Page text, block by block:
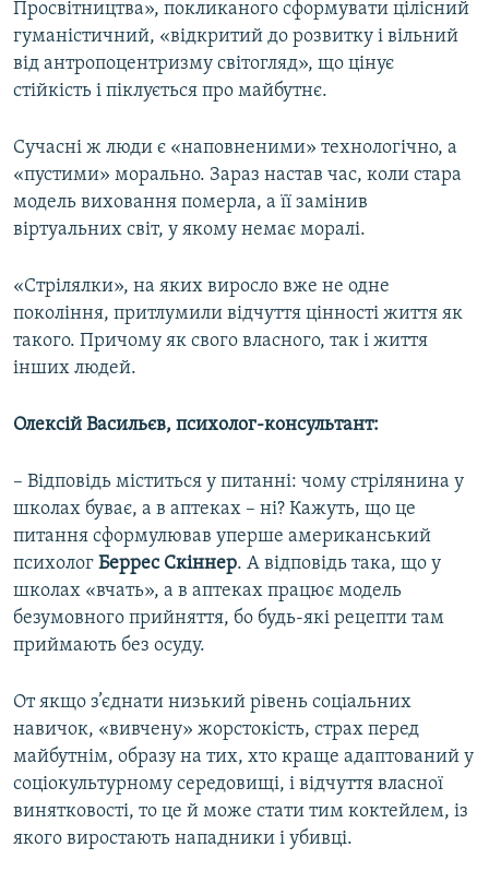
Просвітництва», покликаного сформувати цілісний
гуманістичний, «відкритий до розвитку і вільний
від антропоцентризму світогляд», що цінує
стійкість і піклується про майбутнє.
Сучасні ж люди є «наповненими» технологічно, а
«пустими» морально. Зараз настав час, коли стара
модель виховання померла, а її замінив
віртуальних світ, у якому немає моралі.
«Стрілялки», на яких виросло вже не одне
покоління, притлумили відчуття цінності життя як
такого. Причому як свого власного, так і життя
інших людей.
Олексій Васильєв, психолог-консультант:
– Відповідь міститься у питанні: чому стрілянина у
школах буває, а в аптеках – ні? Кажуть, що це
питання сформулював уперше американський
психолог Беррес Скіннер. А відповідь така, що у
школах «вчать», а в аптеках працює модель
безумовного прийняття, бо будь-які рецепти там
приймають без осуду.
От якщо з’єднати низький рівень соціальних
навичок, «вивчену» жорстокість, страх перед
майбутнім, образу на тих, хто краще адаптований у
соціокультурному середовищі, і відчуття власної
винятковості, то це й може стати тим коктейлем, із
якого виростають нападники і убивці.